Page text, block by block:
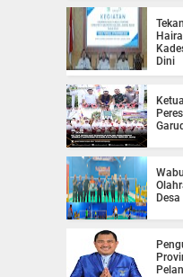
Dini
Desa